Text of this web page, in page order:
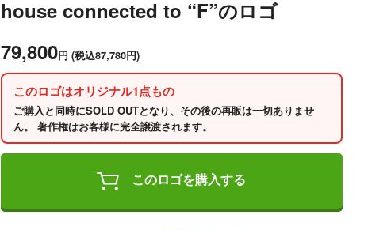
house connected to “F”のロゴ
79,800円 (税込87,780円)
このロゴはオリジナル1点もの
ご購入と同時にSOLD OUTとなり、その後の再販は一切ありませ
ん。 著作権はお客様に完全譲渡されます。
このロゴを購入する